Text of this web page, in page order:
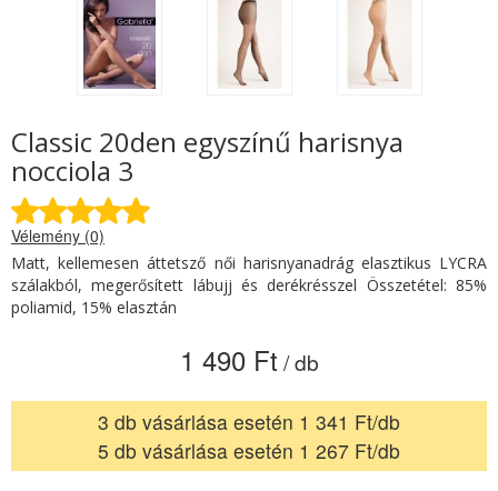
Classic 20den egyszínű harisnya
nocciola 3
Vélemény (0)
Matt, kellemesen áttetsző női harisnyanadrág elasztikus LYCRA
szálakból, megerősített lábujj és derékrésszel Összetétel: 85%
poliamid, 15% elasztán
1 490 Ft / db
3 db vásárlása esetén 1 341 Ft/db
5 db vásárlása esetén 1 267 Ft/db